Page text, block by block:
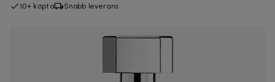
10+ köpta Snabb leverans